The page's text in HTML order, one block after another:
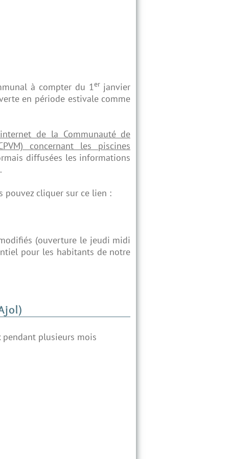
à compter du 1erjanvier
en période estivale comme
de la Communauté de
concernant les piscines
diffusées les informations
pouvez cliquer sur ce lien :
(ouverture le jeudi midi
pour les habitants de notre
pendant plusieurs mois